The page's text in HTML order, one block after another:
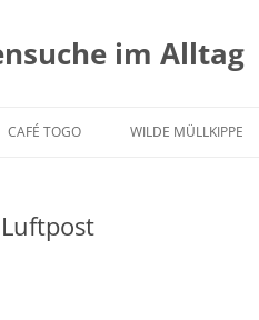
im Alltag
CAFÉ TOGO WILDE MÜLLKIPPE